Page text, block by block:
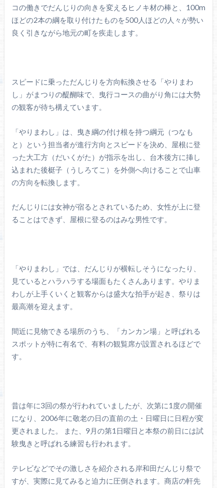
コの働きでだんじりの向きを変えるヒノキ材の棒と、100m
ほどの2本の綱を取り付けたものを500人ほどの人々が勢い
良く引きながら地元の町を疾走します。
スピードに乗っただんじりを方向転換させる「やりまわ
し」がまつりの醍醐味で、曳行コースの曲がり角には大勢
の観客が待ち構えています。
「やりまわし」は、曳き綱の付け根を持つ綱元（つなも
と）という担当者が進行方向とスピードを決め、屋根に登
った大工方（だいくがた）が指示を出し、台木後方に挿し
込まれた後梃子（うしろてこ）を外側へ向けることで山車
の方向を転換します。
だんじりには女神が宿るとされているため、女性が上に登
ることはできず、屋根に登るのはみな男性です。
「やりまわし」では、だんじりが横転しそうになったり、
見ているとハラハラする場面もたくさんあります。やりま
わしが上手くいくと観客からは盛大な拍手が起き、祭りは
最高潮を迎えます。
間近に見物できる場所のうち、「カンカン場」と呼ばれる
スポットが特に有名で、有料の観覧席が設置されるほどで
す。
昔は年に3回の祭が行われていましたが、次第に1度の開催
になり、2006年に敬老の日の直前の土・日曜日に日程が変
更されました。 また、9月の第1日曜日と本祭の前日には試
験曳きと呼ばれる練習も行われます。
テレビなどでその激しさを紹介される岸和田だんじり祭で
すが、実際に見てみると迫力に圧倒されます。商店の軒先